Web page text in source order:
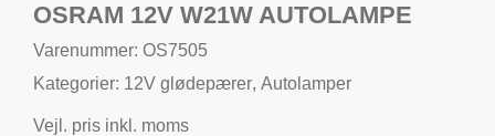
OSRAM 12V W21W AUTOLAMPE
Varenummer: OS7505
Kategorier: 12V glødepærer, Autolamper
Vejl. pris inkl. moms